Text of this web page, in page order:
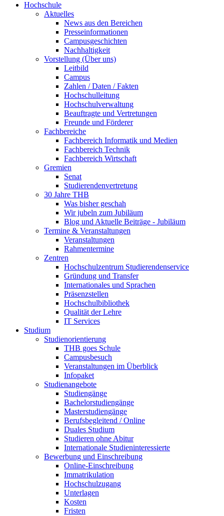
Hochschule
Aktuelles
News aus den Bereichen
Presseinformationen
Campusgeschichten
Nachhaltigkeit
Vorstellung (Über uns)
Leitbild
Campus
Zahlen / Daten / Fakten
Hochschulleitung
Hochschulverwaltung
Beauftragte und Vertretungen
Freunde und Förderer
Fachbereiche
Fachbereich Informatik und Medien
Fachbereich Technik
Fachbereich Wirtschaft
Gremien
Senat
Studierendenvertretung
30 Jahre THB
Was bisher geschah
Wir jubeln zum Jubiläum
Blog und Aktuelle Beiträge - Jubiläum
Termine & Veranstaltungen
Veranstaltungen
Rahmentermine
Zentren
Hochschulzentrum Studierendenservice
Gründung und Transfer
Internationales und Sprachen
Präsenzstellen
Hochschulbibliothek
Qualität der Lehre
IT Services
Studium
Studienorientierung
THB goes Schule
Campusbesuch
Veranstaltungen im Überblick
Infopaket
Studienangebote
Studiengänge
Bachelorstudiengänge
Masterstudiengänge
Berufsbegleitend / Online
Duales Studium
Studieren ohne Abitur
Internationale Studieninteressierte
Bewerbung und Einschreibung
Online-Einschreibung
Immatrikulation
Hochschulzugang
Unterlagen
Kosten
Fristen